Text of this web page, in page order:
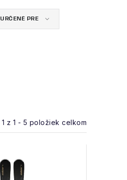
URČENÉ PRE
1 z 1 - 5 položiek celkom